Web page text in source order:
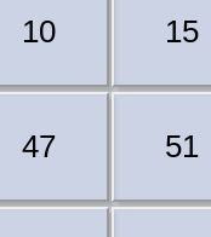
10 15
47 51